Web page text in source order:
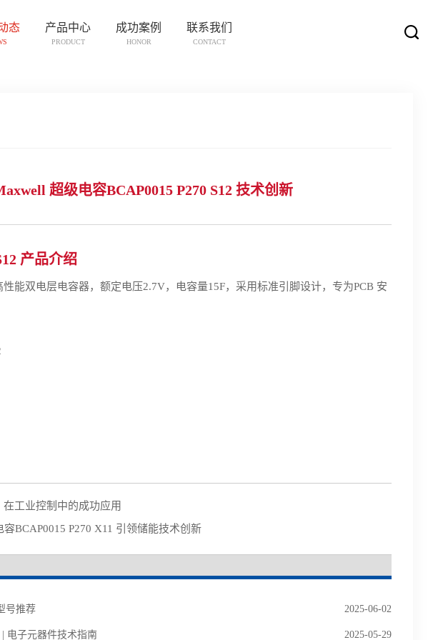
态 产品中心
PRODUCT
成功案例
HONOR
联系我们
CONTACT
超级电容BCAP0015 P270 S12 技术创新
产品介绍
能双电层电容器，额定电压2.7V，电容量15F，采用标准引脚设计，专为PCB 安
在工业控制中的成功应用
BCAP0015 P270 X11 引领储能技术创新
2025-06-02
号推荐
2025-05-29
电子元器件技术指南